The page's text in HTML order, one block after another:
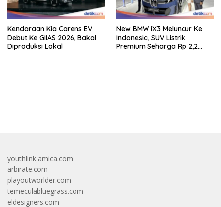
Kendaraan Kia Carens EV
Debut Ke GIIAS 2026, Bakal
Diproduksi Lokal
New BMW iX3 Meluncur Ke
Indonesia, SUV Listrik
Premium Seharga Rp 2,2
youthlinkjamica.com
arbirate.com
playoutworlder.com
temeculabluegrass.com
eldesigners.com